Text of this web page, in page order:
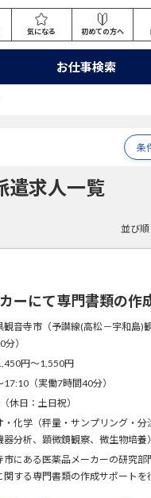
気になる 初めての方へ
お仕事検索
条
遣求人一覧
並び順
ーにて専門書類の作
観音寺市（予讃線(高松－宇和島)
分）
円〜1,550円
17:10（実働7時間40分）
休日：土日祝）
・化学（秤量・サンプリング・分
器分析、顕微鏡観察、微生物培養）
市にある医薬品メーカーの研究部
関する専門書類の作成サポートを